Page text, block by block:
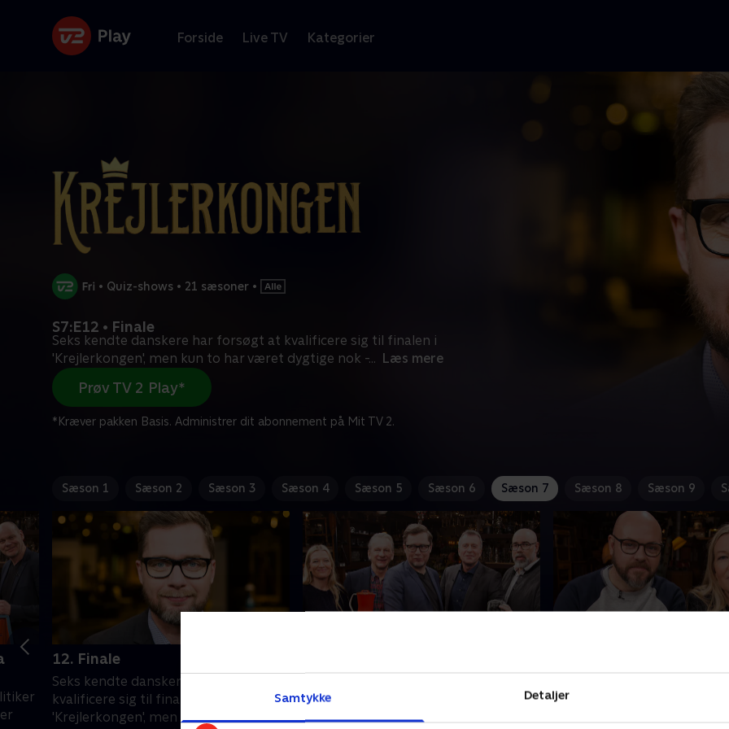
Samtykke Detaljer
Forside Live TV Kategorier
• Quiz-shows • 21 sæsoner •
S7:E12 • Finale
Seks kendte danskere har forsøgt at kvalificere sig til finalen i
'Krejlerkongen', men kun to har været dygtige nok -... Læs mere
Prøv TV 2 Play*
*Kræver pakken Basis. Administrer dit abonnement på Mit TV 2.
Sæson 1 Sæson 2 Sæson 3 Sæson 4 Sæson 5 Sæson 6 Sæson 7 Sæson 8 Sæson 9
12. Finale
Seks kendte danskere har forsøgt at
kvalificere sig til finalen i
'Krejlerkongen', men kun to har været
Koefoed
Lasse Rimmer står klar med
Hvis du er en af de mange,